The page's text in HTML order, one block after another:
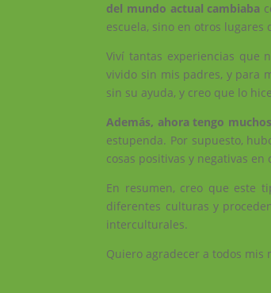
del mundo actual cambiaba
escuela, sino en otros lugares
Viví tantas experiencias que
vivido sin mis padres, y para
sin su ayuda, y creo que lo
Además, ahora tengo
estupenda. Por supuesto,
cosas positivas y negativas en
En resumen, creo que este
diferentes culturas y
interculturales.
Quiero agradecer a todos